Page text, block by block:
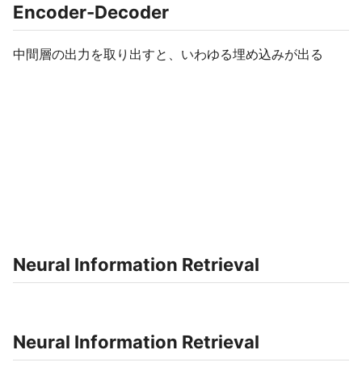
Encoder-Decoder​
中間層の出力を取り出すと、いわゆる埋め込みが出る​
Neural Information Retrieval​
Neural Information Retrieval​